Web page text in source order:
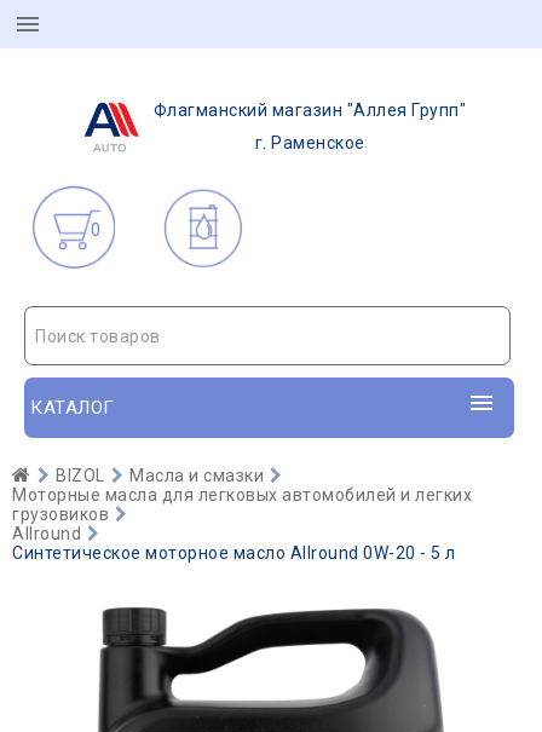
Флагманский магазин "Аллея Групп"
г. Раменское
0
Поиск товаров
КАТАЛОГ
BIZOL
Масла и смазки
Моторные масла для легковых автомобилей и легких
грузовиков
Allround
Синтетическое моторное масло Allround 0W-20 - 5 л